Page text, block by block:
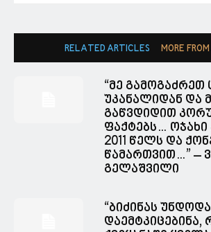
RELATED ARTICLES MORE
“მე გამოგაძრეთ
უკანალიდან და
გაწვდიდით
ფაქტებს… ოჯახი
2011 წელს და
წამართვით…” –
გელაშვილი
“ბიძინას უნდოდა
დაემტკიცებინა,